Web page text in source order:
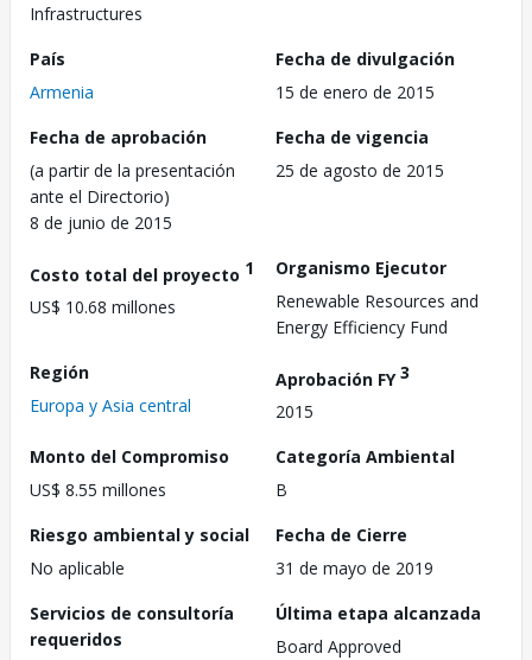
Infrastructures
País
Armenia
Fecha de divulgación
15 de enero de 2015
Fecha de aprobación
(a partir de la presentación
ante el Directorio)
8 de junio de 2015
Fecha de vigencia
25 de agosto de 2015
Costo total del proyecto 1
US$ 10.68 millones
Organismo Ejecutor
Renewable Resources and
Energy Efficiency Fund
Región
Europa y Asia central
Aprobación FY3
2015
Monto del Compromiso
US$ 8.55 millones
Categoría Ambiental
B
Riesgo ambiental y social
No aplicable
Fecha de Cierre
31 de mayo de 2019
Servicios de consultoría
requeridos
Última etapa alcanzada
Board Approved